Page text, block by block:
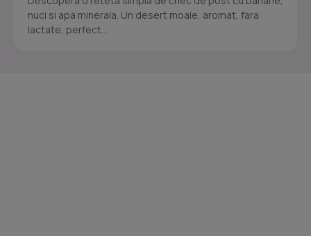
nuci si apa minerala. Un desert moale, aromat, fara
lactate, perfect...